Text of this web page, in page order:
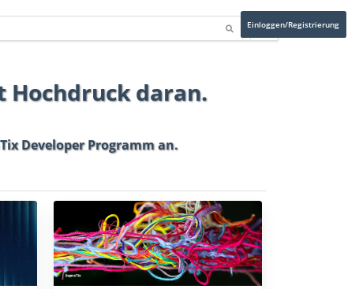
Einloggen/Registrierung
daran.
Developer Programman.